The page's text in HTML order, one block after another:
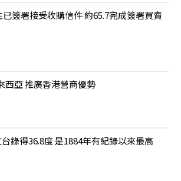
簽署接受收購信件 約65.7完成簽署買賣
西亞 推廣香港營商優勢
錄得36.8度 是1884年有紀錄以來最高